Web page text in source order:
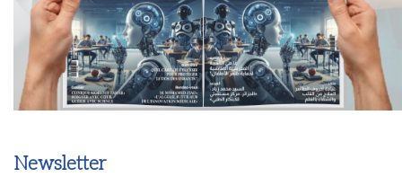
Newsletter